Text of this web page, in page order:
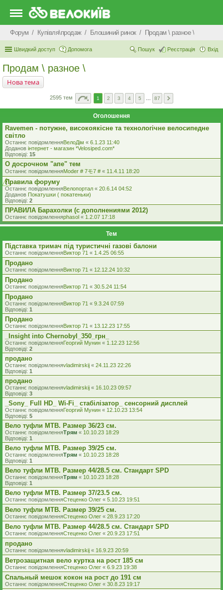
Форум Купівля\продаж Блошиний ринок Продам \ разное \
Швидкий доступ Допомога Вхід
Реєстрація
Пошук
Продам \ разное \
Нова тема
2595 тем 1 2 3 4 5 87
Оголошення
Ravemen - потужне, високоякісне та технологічне велосипедне
світло
Останнє повідомленняВелоДім « 6.1.23 11:40
Доданов iнтернет - магазин *Velosiped.com*
Відповіді: 15
О досрочном "апе" тем
Останнє повідомленняModer # 7モ7 # « 11.4.11 18:20
Правила форуму
Останнє повідомленняВелопортал « 20.6.14 04:52
Доданов Покатушки ( покатеньки)
Відповіді: 2
ПРАВИЛА Барахолки (с дополнениями 2012)
Останнє повідомленняphasol « 1.2.07 17:18
Тем
Підставка тримач під туристичні газові балони
Останнє повідомленняВиктор 71 « 1.4.25 06:55
Продано
Останнє повідомленняВиктор 71 « 12.12.24 10:32
Продано
Останнє повідомленняВиктор 71 « 30.5.24 11:54
Продано
Останнє повідомленняВиктор 71 « 9.3.24 07:59
Відповіді: 1
Продано
Останнє повідомленняВиктор 71 « 13.12.23 17:55
_Insight into Chernobyl_350_грн_
Останнє повідомленняГеоргий Мунин « 1.12.23 12:56
Відповіді: 2
продано
Останнє повідомленняvladimirskij « 24.11.23 22:26
Відповіді: 1
продано
Останнє повідомленняvladimirskij « 16.10.23 09:57
Відповіді: 3
_Sony_ Full HD_ Wi-Fi_ стабілізатор_ сенсорний дисплей
Останнє повідомленняГеоргий Мунин « 12.10.23 13:54
Відповіді: 5
Вело туфли МТВ. Размер 36/23 см.
Останнє повідомленняТрям « 10.10.23 18:29
Відповіді: 1
Вело туфли МТВ. Размер 39/25 см.
Останнє повідомленняТрям « 10.10.23 18:28
Відповіді: 1
Вело туфли МТВ. Размер 44/28.5 см. Стандарт SPD
Останнє повідомленняТрям « 10.10.23 18:28
Відповіді: 1
Вело туфли МТВ. Размер 37/23.5 см.
Останнє повідомленняСтеценко Олег « 5.10.23 19:51
Вело туфли МТВ. Размер 39/25 см.
Останнє повідомленняСтеценко Олег « 28.9.23 17:20
Вело туфли МТВ. Размер 44/28.5 см. Стандарт SPD
Останнє повідомленняСтеценко Олег « 20.9.23 17:51
продано
Останнє повідомленняvladimirskij « 16.9.23 20:59
Ветрозащитная вело куртка на рост 185 см
Останнє повідомленняСтеценко Олег « 6.9.23 19:38
Спальный мешок кокон на рост до 191 см
Останнє повідомленняСтеценко Олег « 30.8.23 19:17